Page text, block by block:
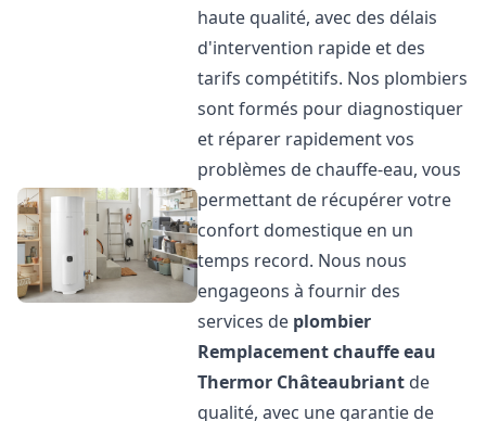
haute qualité, avec des délais
d'intervention rapide et des
tarifs compétitifs. Nos plombiers
sont formés pour diagnostiquer
et réparer rapidement vos
problèmes de chauffe-eau, vous
permettant de récupérer votre
confort domestique en un
temps record. Nous nous
engageons à fournir des
services de plombier
Remplacement chauffe eau
Thermor Châteaubriant de
qualité, avec une garantie de